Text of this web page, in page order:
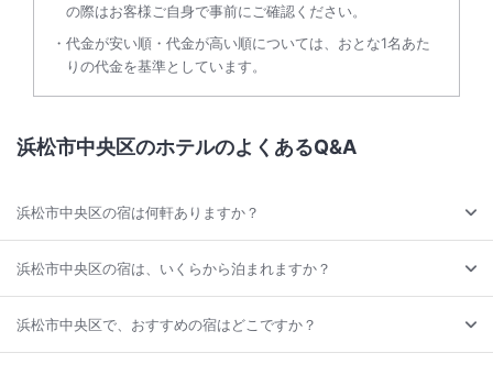
の際はお客様ご自身で事前にご確認ください。
代金が安い順・代金が高い順については、おとな1名あた
りの代金を基準としています。
浜松市中央区のホテルのよくあるQ&A
浜松市中央区の宿は何軒ありますか？
浜松市中央区の宿は、いくらから泊まれますか？
浜松市中央区で、おすすめの宿はどこですか？